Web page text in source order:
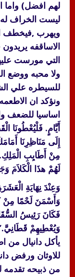
لهم افضل) واما
ليست الخراف له
ويهرب ,فيخطف
الاساقفه
التي مورست
ولا محبه ووضع
للسيطره علي
ونؤكد ان
اساسيا للضعف
أَيَّامٍ. فَلْيُعْطُونَا
إِلَى مَنَاظِرِنَا
مِنْ أَطَايِبِ
لَهُمْ هذَا الْكَلاَمَ
وَعِنْدَ نِهَايَةِ
وَأَسْمَنَ لَحْمًا مِنْ
فَكَانَ رَئِيسُ
يأكل دانيال من
للاوثان ورفض
من ذبيحه تقدمه